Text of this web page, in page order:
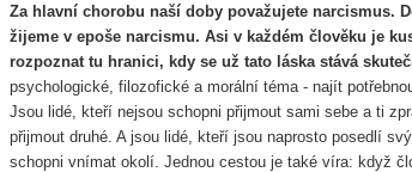
Za hlavní chorobu naší doby považujete narcismus.
žijeme v epoše narcismu. Asi v každém člověku je
rozpoznat tu hranici, kdy se už tato láska stává
psychologické, filozofické a morální téma - najít
Jsou lidé, kteří nejsou schopni přijmout sami sebe a ti
přijmout druhé. A jsou lidé, kteří jsou naprosto posedlí
schopni vnímat okolí. Jednou cestou je také víra: když